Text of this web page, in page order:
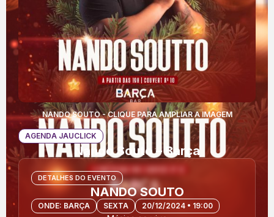
AGENDA JAUCLICK
Nando Souto – Barça
DETALHES DO EVENTO
NANDO SOUTO
ONDE: BARÇA SEXTA 20/12/2024 • 19:00
NANDO SOUTO - CLIQUE PARA AMPLIAR A IMAGEM